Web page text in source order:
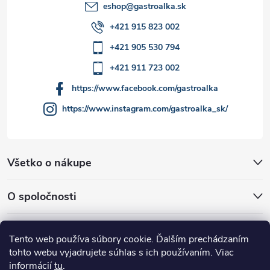
Tento web používa súbory cookie. Ďalším prechádzaním
tohto webu vyjadrujete súhlas s ich používaním. Viac
informáciítu.
Všetko o nákupe
O spoločnosti
eshop@gastroalka.sk
+421 915 823 002
+421 905 530 794
+421 911 723 002
https://www.facebook.com/gastroalka
https://www.instagram.com/gastroalka_sk/